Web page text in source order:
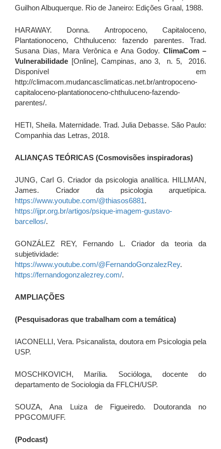
Guilhon Albuquerque. Rio de Janeiro: Edições Graal, 1988.
HARAWAY. Donna. Antropoceno, Capitaloceno,
Plantationoceno, Chthuluceno: fazendo parentes. Trad.
Susana Dias, Mara Verônica e Ana Godoy. ClimaCom –
Vulnerabilidade [Online], Campinas, ano 3, n. 5, 2016.
Disponível em
http://climacom.mudancasclimaticas.net.br/antropoceno-
capitaloceno-plantationoceno-chthuluceno-fazendo-
parentes/.
HETI, Sheila. Maternidade. Trad. Julia Debasse. São Paulo:
Companhia das Letras, 2018.
ALIANÇAS TEÓRICAS (Cosmovisões inspiradoras)
JUNG, Carl G. Criador da psicologia analítica. HILLMAN,
James. Criador da psicologia arquetípica.
https://www.youtube.com/@thiasos6881.
https://ijpr.org.br/artigos/psique-imagem-gustavo-
barcellos/.
GONZÁLEZ REY, Fernando L. Criador da teoria da
subjetividade:
https://www.youtube.com/@FernandoGonzalezRey.
https://fernandogonzalezrey.com/.
AMPLIAÇÕES
(Pesquisadoras que trabalham com a temática)
IACONELLI, Vera. Psicanalista, doutora em Psicologia pela
USP.
MOSCHKOVICH, Marília. Socióloga, docente do
departamento de Sociologia da FFLCH/USP.
SOUZA, Ana Luiza de Figueiredo. Doutoranda no
PPGCOM/UFF.
(Podcast)